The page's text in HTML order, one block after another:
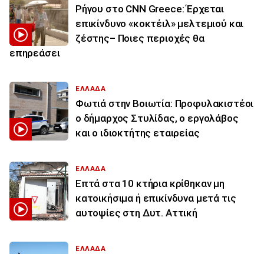
Ρήγου στο CNN Greece: Έρχεται
επικίνδυνο «κοκτέιλ» μελτεμιού και
ζέστης– Ποιες περιοχές θα
επηρεάσει
ΕΛΛΑΔΑ
Φωτιά στην Βοιωτία: Προφυλακιστέοι
ο δήμαρχος Στυλίδας, ο εργολάβος
και ο ιδιοκτήτης εταιρείας
ΕΛΛΑΔΑ
Επτά στα 10 κτήρια κρίθηκαν μη
κατοικήσιμα ή επικίνδυνα μετά τις
αυτοψίες στη Δυτ. Αττική
ΕΛΛΑΔΑ